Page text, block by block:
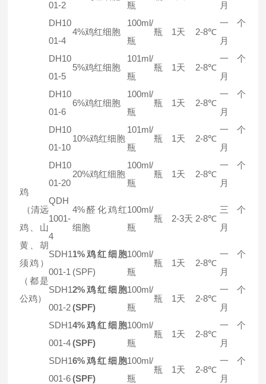
鸡
（清远
鸡、山
黄、胡
须鸡）
（都是
公鸡）
01-2
瓶
月
DH10
01-4
4%鸡红细胞
100ml/
瓶
瓶 1天 2-8℃
一个
月
DH10
01-5
5%鸡红细胞
101ml/
瓶
瓶 1天 2-8℃
一个
月
DH10
01-6
6%鸡红细胞
100ml/
瓶
瓶 1天 2-8℃
一个
月
DH10
01-10
10%鸡红细胞
101ml/
瓶
瓶 1天 2-8℃
一个
月
DH10
01-20
20%鸡红细胞
100ml/
瓶
瓶 1天 2-8℃
一个
月
QDH
1001-
4
4%醛化鸡红
细胞
100ml/
瓶
瓶 2-3天 2-8℃
三个
月
SDH1
001-1
1%鸡红细胞
(SPF)
100ml/
瓶
瓶 1天 2-8℃
一个
月
SDH1
001-2
2%鸡红细胞
(SPF)
100ml/
瓶
瓶 1天 2-8℃
一个
月
SDH1
001-4
4%鸡红细胞
(SPF)
100ml/
瓶
瓶 1天 2-8℃
一个
月
SDH1
001-6
6%鸡红细胞
(SPF)
100ml/
瓶
瓶 1天 2-8℃
一个
月